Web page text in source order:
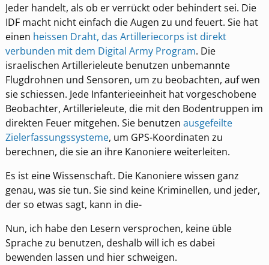
Jeder handelt, als ob er verrückt oder behindert sei. Die
IDF macht nicht einfach die Augen zu und feuert. Sie hat
einen heissen Draht, das Artilleriecorps ist direkt
verbunden mit dem Digital Army Program. Die
israelischen Artillerieleute benutzen unbemannte
Flugdrohnen und Sensoren, um zu beobachten, auf wen
sie schiessen. Jede Infanterieeinheit hat vorgeschobene
Beobachter, Artillerieleute, die mit den Bodentruppen im
direkten Feuer mitgehen. Sie benutzen ausgefeilte
Zielerfassungssysteme, um GPS-Koordinaten zu
berechnen, die sie an ihre Kanoniere weiterleiten.
Es ist eine Wissenschaft. Die Kanoniere wissen ganz
genau, was sie tun. Sie sind keine Kriminellen, und jeder,
der so etwas sagt, kann in die-
Nun, ich habe den Lesern versprochen, keine üble
Sprache zu benutzen, deshalb will ich es dabei
bewenden lassen und hier schweigen.